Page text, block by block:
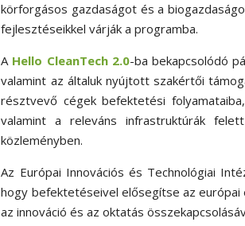
körforgásos gazdaságot és a
fejlesztéseikkel várják a programba.
A Hello CleanTech 2.0-ba bekapcsolódó
valamint az általuk nyújtott szakértői
résztvevő cégek befektetési
valamint a releváns infrastruktúrák
közleményben.
Az Európai Innovációs és Technológiai
hogy befektetéseivel elősegítse az
az innováció és az oktatás